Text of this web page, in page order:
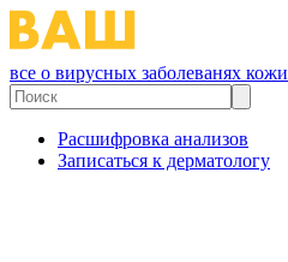
все о вирусных заболеванях кожи
Расшифровка анализов
Записаться к дерматологу